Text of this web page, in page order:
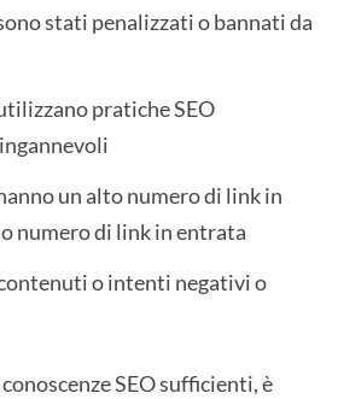
stati penalizzati o bannati da
pratiche SEO
un alto numero di link in
numero di link in entrata
o intenti negativi o
SEO sufficienti, è